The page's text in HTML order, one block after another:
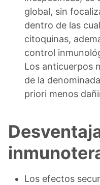
global, sin
dentro de las
citoquinas,
control
Los anticuerpos
de la
priori menos
Los efectos